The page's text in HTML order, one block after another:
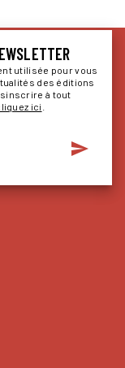
utilisée pour vous
des éditions
à tout
ici
send